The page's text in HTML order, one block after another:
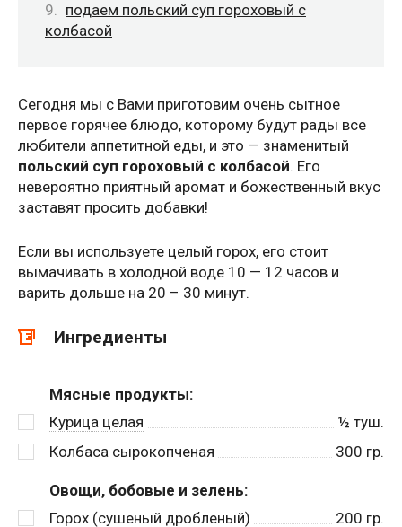
подаем польский суп гороховый с
колбасой
Сегодня мы с Вами приготовим очень сытное
первое горячее блюдо, которому будут рады все
любители аппетитной еды, и это — знаменитый
польский суп гороховый с колбасой. Его
невероятно приятный аромат и божественный вкус
заставят просить добавки!
Если вы используете целый горох, его стоит
вымачивать в холодной воде 10 — 12 часов и
варить дольше на 20 – 30 минут.
Ингредиенты
Мясные продукты:
Курица целая
½ туш.
Колбаса сырокопченая
300 гр.
Овощи, бобовые и зелень:
Горох (сушеный дробленый)
200 гр.